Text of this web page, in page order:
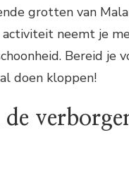
grotten van
neemt je
Bereid je
doen kloppen!